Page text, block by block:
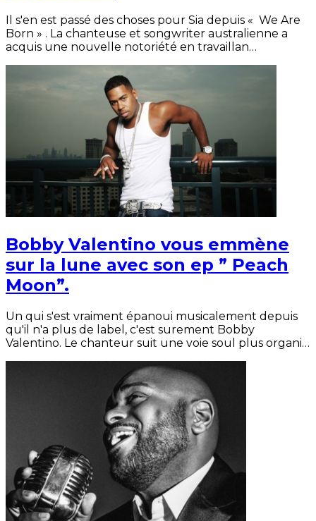
Il s'en est passé des choses pour Sia depuis « We Are
Born » . La chanteuse et songwriter australienne a
acquis une nouvelle notoriété en travaillan…
Bobby Valentino vous emmène
sur la lune avec son ep ” Peach
Moon”.
Un qui s'est vraiment épanoui musicalement depuis
qu'il n'a plus de label, c'est surement Bobby
Valentino. Le chanteur suit une voie soul plus organi…